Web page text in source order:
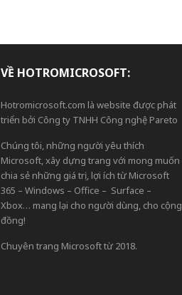
VỀ HOTROMICROSOFT:
Hotromicrosoft.com là website được phát
triển bởi Công ty TNHH Công nghệ Pareto
Chúng tôi, những người yêu thích
Microsoft, xây dựng trang với mong muốn
chia sẻ những giá trị, lợi ích từ Microsoft
365 – Windows – Office – Surface –
Xbox… mang lại cho người dùng, cho cộng
đồng!
Chuyên trang Microsoft từ 2018.